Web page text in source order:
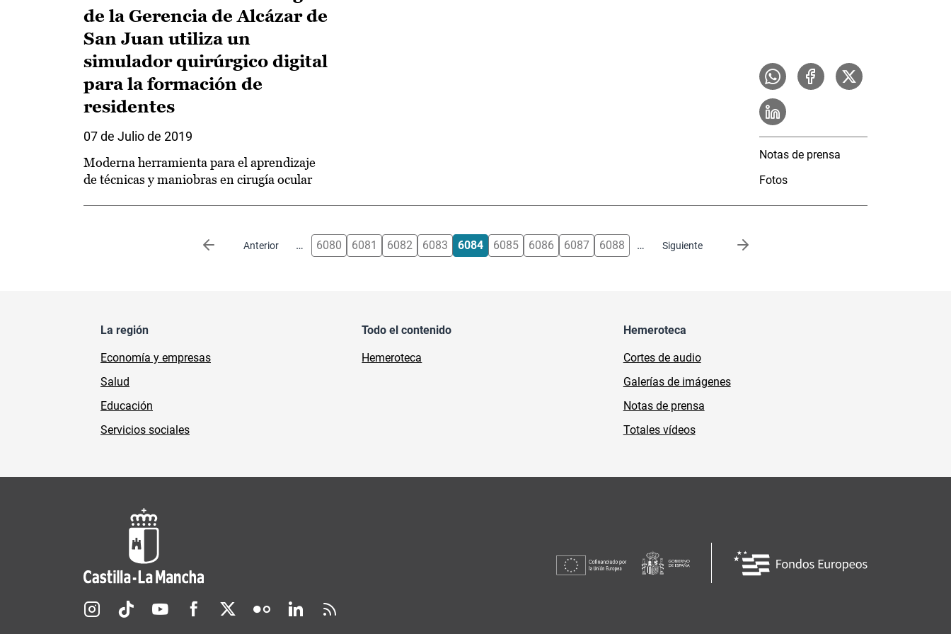
de la Gerencia de Alcázar de
San Juan utiliza un
simulador quirúrgico digital
para la formación de
residentes
07 de Julio de 2019
Moderna herramienta para el aprendizaje
de técnicas y maniobras en cirugía ocular
Notas de prensa
Fotos
Anterior
Página anterior … 6080 6081 6082 6083 6084 6085 6086 6087 6088 … Siguiente
Siguiente página
La región
Economía y empresas
Salud
Educación
Servicios sociales
Todo el contenido
Hemeroteca
Hemeroteca
Cortes de audio
Galerías de imágenes
Notas de prensa
Totales vídeos
Redes sociales JCCM